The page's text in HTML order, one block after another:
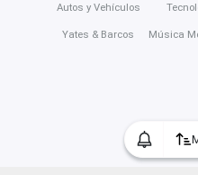
Autos y Vehículos
Yates & Barcos Música